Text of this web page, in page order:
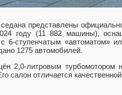
представлены
году (11 882 машины),
с 6-ступенчатым «автоматом»
1275 автомобилей.
2,0-литровым
салон отличается